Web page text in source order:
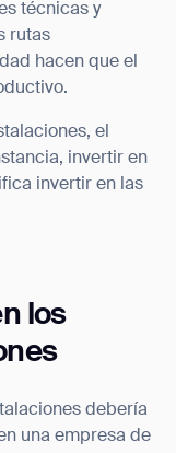
técnicas y
rutas
hacen que el
el
invertir en
invertir en las
los
debería
una empresa de